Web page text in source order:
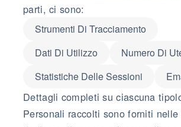
parti, ci sono:
Strumenti Di Tracciamento
Dati Di Utilizzo
Numero Di
Statistiche Delle Sessioni
Dettagli completi su ciascuna
Personali raccolti sono forniti nelle